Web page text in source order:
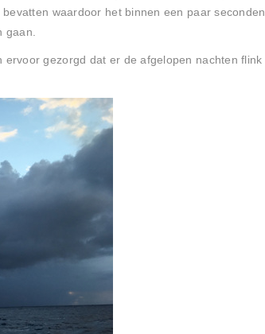
waardoor het binnen een paar seconden
gaan.
gezorgd dat er de afgelopen nachten flink